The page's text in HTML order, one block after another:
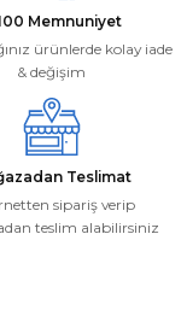
Memnuniyet
ürünlerde kolay iade
& değişim
Teslimat
sipariş verip
teslim alabilirsiniz